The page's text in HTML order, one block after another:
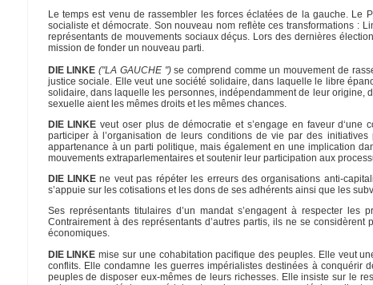
Le temps est venu de rassembler les forces éclatées de la gauche. Le
socialiste et démocrate. Son nouveau nom reflète ces transformations :
représentants de mouvements sociaux déçus. Lors des dernières
mission de fonder un nouveau parti.
DIE LINKE ("LA GAUCHE ")se comprend comme un mouvement de
justice sociale. Elle veut une société solidaire, dans laquelle le libre
solidaire, dans laquelle les personnes, indépendamment de leur
sexuelle aient les mêmes droits et les mêmes chances.
DIE LINKE veut oser plus de démocratie et s’engage en faveur
participer à l’organisation de leurs conditions de vie par des
appartenance à un parti politique, mais également en une implication
mouvements extraparlementaires et soutenir leur participation aux
DIE LINKE ne veut pas répéter les erreurs des organisations anti-
s’appuie sur les cotisations et les dons de ses adhérents ainsi que les
Ses représentants titulaires d’un mandat s’engagent à respecter
Contrairement à des représentants d’autres partis, ils ne se
économiques.
DIE LINKE mise sur une cohabitation pacifique des peuples. Elle veut
conflits. Elle condamne les guerres impérialistes destinées à conquérir
peuples de disposer eux-mêmes de leurs richesses. Elle insiste sur le